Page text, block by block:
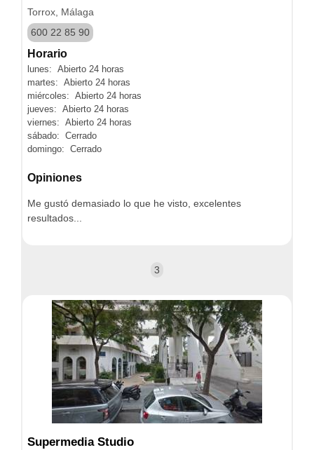
Torrox, Málaga
600 22 85 90
Horario
lunes: Abierto 24 horas
martes: Abierto 24 horas
miércoles: Abierto 24 horas
jueves: Abierto 24 horas
viernes: Abierto 24 horas
sábado: Cerrado
domingo: Cerrado
Opiniones
Me gustó demasiado lo que he visto, excelentes
resultados...
3
Supermedia Studio